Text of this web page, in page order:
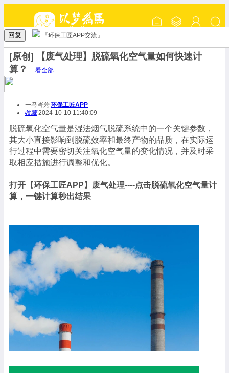
回复 『环保工匠APP交流』
[原创] 【废气处理】脱硫氧化空气量如何快速计
算？
看全部
一马当先 环保工匠APP
收藏2024-10-10 11:40:09
脱硫氧化空气量是湿法烟气脱硫系统中的一个关键参数，
其大小直接影响到脱硫效率和最终产物的品质，在实际运
行过程中需要密切关注氧化空气量的变化情况，并及时采
取相应措施进行调整和优化。
打开【环保工匠APP】废气处理----点击脱硫氧化空气量计
算，一键计算秒出结果